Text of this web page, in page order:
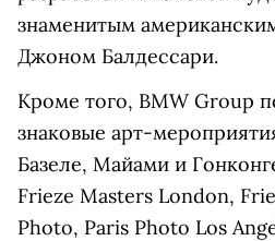
знаменитым
Джоном Балдессари.
Кроме того, BMW Group
знаковые арт-
Базеле, Майами и
Frieze Masters London,
Photo, Paris Photo Los